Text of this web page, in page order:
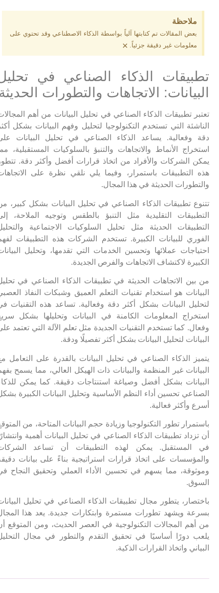
ملاحظة
بعض المقالات تم كتابتها آلياً بواسطة الذكاء الاصطناعي وقد تحتوي على
معلومات غير دقيقة جزئياً. ×
تطبيقات الذكاء الصناعي في تحليل
البيانات: الاتجاهات والتطورات الحديثة
تعتبر تطبيقات الذكاء الصناعي في تحليل البيانات من أهم المجالات
الناشئة التي تستخدم التكنولوجيا لتحليل وفهم البيانات بشكل أكثر
دقة وفعالية. يساعد الذكاء الصناعي في تحليل البيانات على
استخراج الأنماط والاتجاهات والتنبؤ بالسلوكيات المستقبلية، مما
يمكن الشركات والأفراد من اتخاذ قرارات أفضل وأكثر دقة. تتطور
هذه التطبيقات باستمرار، وفيما يلي نلقي نظرة على الاتجاهات
والتطورات الحديثة في هذا المجال.
تتنوع تطبيقات الذكاء الصناعي في تحليل البيانات بشكل كبير، من
التطبيقات التقليدية مثل التنبؤ بالطقس وتوجيه الملاحة، إلى
التطبيقات الحديثة مثل تحليل السلوكيات الاجتماعية والتحليل
الفوري للبيانات الكبيرة. تستخدم الشركات هذه التطبيقات لفهم
احتياجات عملائها وتحسين الخدمات التي تقدمها، وتحليل البيانات
الكبيرة لاكتشاف الاتجاهات والفرص الجديدة.
من بين الاتجاهات الحديثة في تطبيقات الذكاء الصناعي في تحليل
البيانات هو استخدام تقنيات التعلم العميق وشبكات النفاذ العصبي
لتحليل البيانات بشكل أكثر دقة وفعالية. تساعد هذه التقنيات في
استخراج المعلومات الكامنة في البيانات وتحليلها بشكل سريع
وفعال. كما تستخدم التقنيات الجديدة مثل تعلم الآلة التي تعتمد على
البيانات لتحليل البيانات بشكل أكثر تفصيلًا ودقة.
يتميز الذكاء الصناعي في تحليل البيانات بالقدرة على التعامل مع
البيانات غير المنظمة والبيانات ذات الهيكل العالي، مما يسمح بفهم
البيانات بشكل أفضل وصياغة استنتاجات دقيقة. كما يمكن للذكاء
الصناعي تحسين أداء النظم الأساسية وتحليل البيانات الكبيرة بشكل
أسرع وأكثر فعالية.
باستمرار تطور التكنولوجيا وزيادة حجم البيانات المتاحة، من المتوقع
أن تزداد تطبيقات الذكاء الصناعي في تحليل البيانات أهمية وانتشارًا
في المستقبل. يمكن لهذه التطبيقات أن تساعد الشركات
والمؤسسات على اتخاذ قرارات استراتيجية بناءً على بيانات دقيقة
وموثوقة، مما يسهم في تحسين الأداء العملي وتحقيق النجاح في
السوق.
باختصار، يتطور مجال تطبيقات الذكاء الصناعي في تحليل البيانات
بسرعة ويشهد تطورات مستمرة وابتكارات جديدة. يعد هذا المجال
من أهم المجالات التكنولوجية في العصر الحديث، ومن المتوقع أن
يلعب دورًا أساسيًا في تحقيق التقدم والتطور في مجال التحليل
البياني واتخاذ القرارات الذكية.